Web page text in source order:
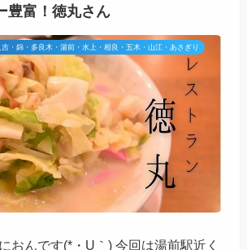
豊富！徳丸さん
・錦・多良木・湯前・水上・相良・五木・山江・あさぎり
おんです(*・U｀) 今回は湯前駅近く